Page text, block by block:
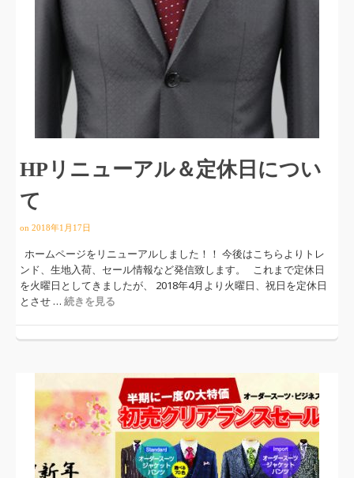
HPリニューアル＆定休日につい
て
on 2018年1月17日
ホームページをリニューアルしました！！ 今後はこちらよりトレ
ンド、生地入荷、セール情報など発信致します。 これまで定休日
を火曜日としてきましたが、 2018年4月より火曜日、祝日を定休日
とさせ … 続きを見る